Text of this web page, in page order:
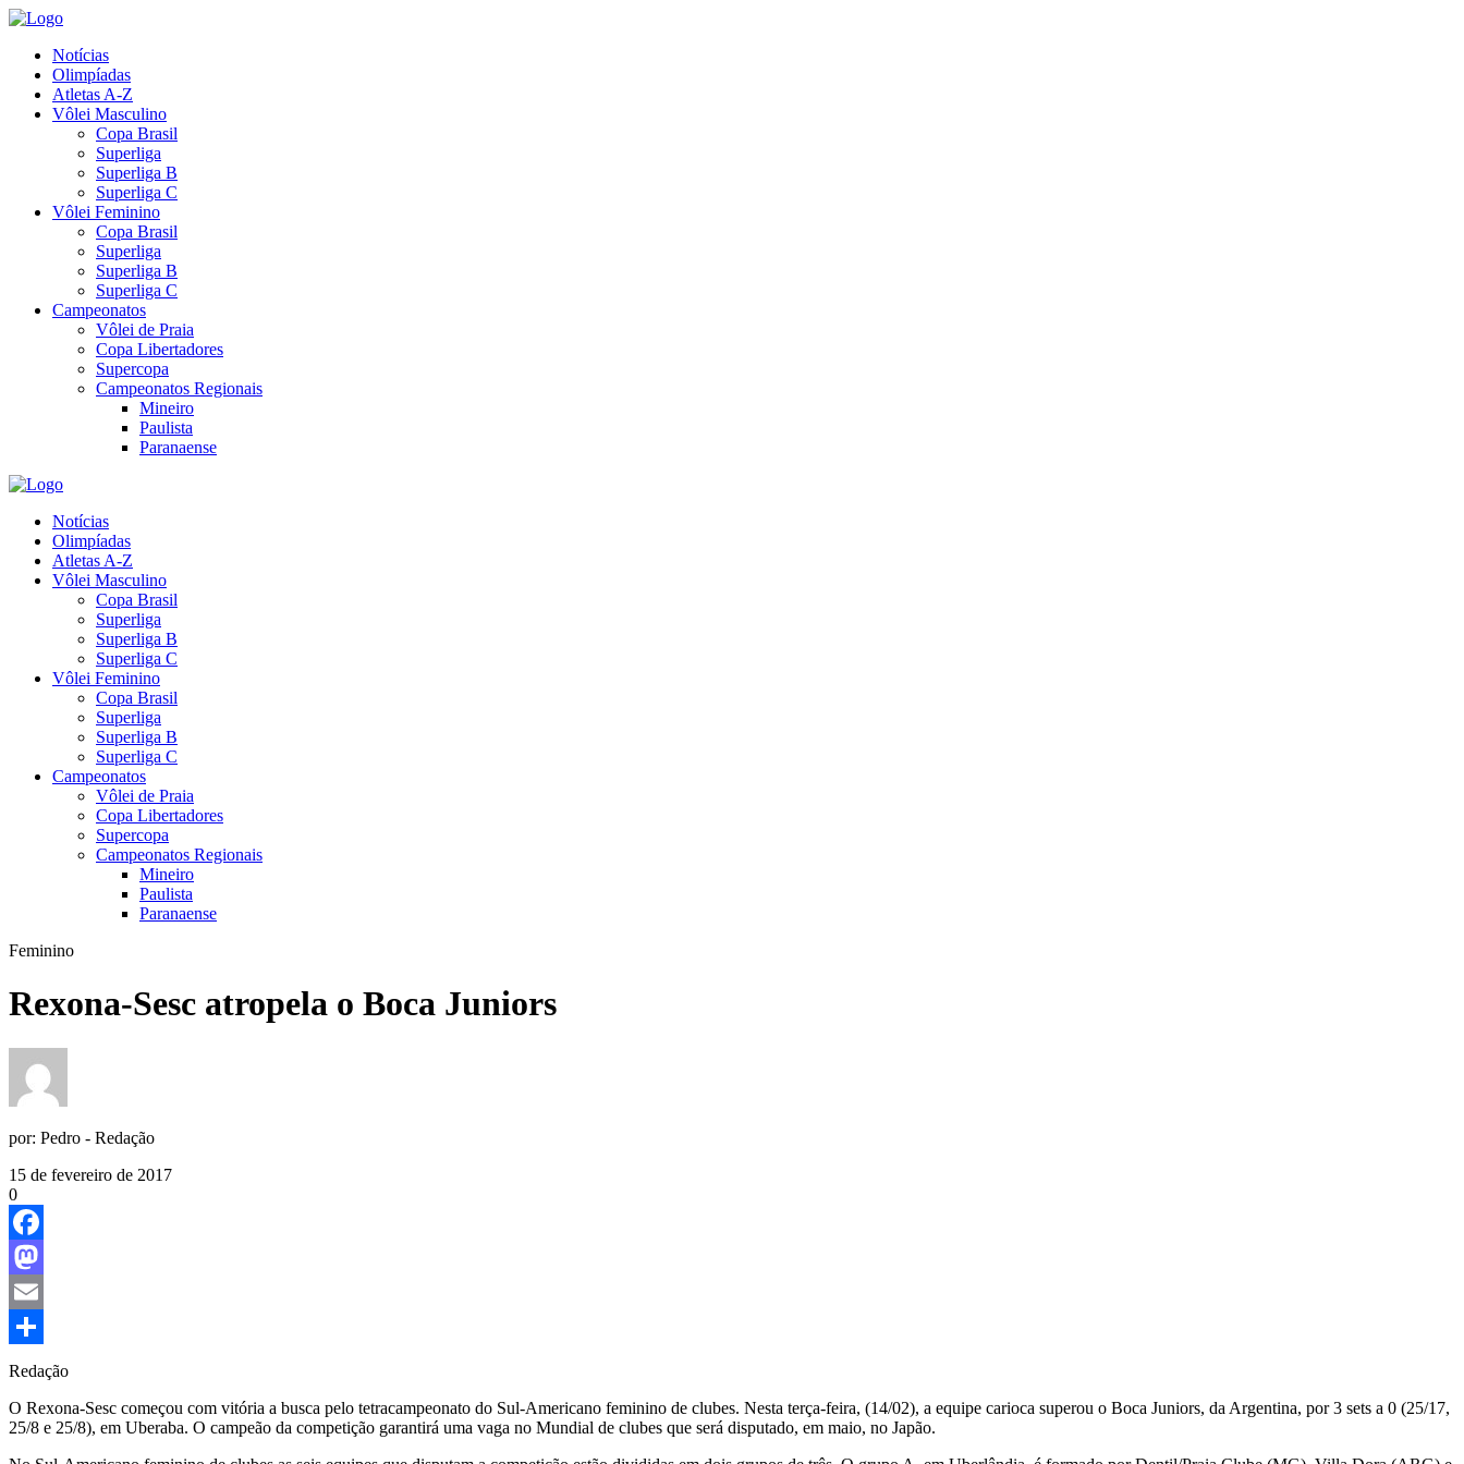
Notícias
Olimpíadas
Atletas A-Z
Vôlei Masculino
Copa Brasil
Superliga
Superliga B
Superliga C
Vôlei Feminino
Copa Brasil
Superliga
Superliga B
Superliga C
Campeonatos
Vôlei de Praia
Copa Libertadores
Supercopa
Campeonatos Regionais
Mineiro
Paulista
Paranaense
Notícias
Olimpíadas
Atletas A-Z
Vôlei Masculino
Copa Brasil
Superliga
Superliga B
Superliga C
Vôlei Feminino
Copa Brasil
Superliga
Superliga B
Superliga C
Campeonatos
Vôlei de Praia
Copa Libertadores
Supercopa
Campeonatos Regionais
Mineiro
Paulista
Paranaense
Feminino
Rexona-Sesc atropela o Boca Juniors
por: Pedro - Redação
15 de fevereiro de 2017
0
Facebook
Mastodon
Email
Share
Redação
O Rexona-Sesc começou com vitória a busca pelo tetracampeonato do Sul-Americano feminino de clubes. Nesta terça-feira, (14/02), a equipe carioca superou o Boca Juniors, da Argentina, por 3 sets a 0 (25/17,
25/8 e 25/8), em Uberaba. O campeão da competição garantirá uma vaga no Mundial de clubes que será disputado, em maio, no Japão.